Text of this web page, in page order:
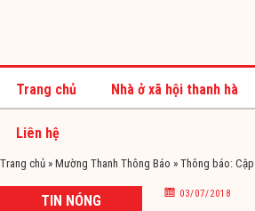
Trang chủ Nhà ở xã hội thanh hà
Liên hệ
Trang chủ » Mường Thanh Thông Báo » Thông báo:
03/07/2018
TIN NÓNG